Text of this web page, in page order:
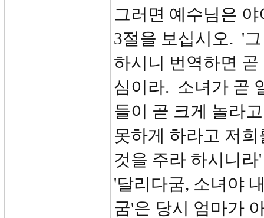
그러면 예수님은
3절을 보십시오. '
하시니 번역하면
심이라. 소녀가 곧
들이 곧 크게 놀라
못하게 하라고 저
것을 주라 하시니라'
'달리다굼, 소녀야
굼'은 당시 엄마가